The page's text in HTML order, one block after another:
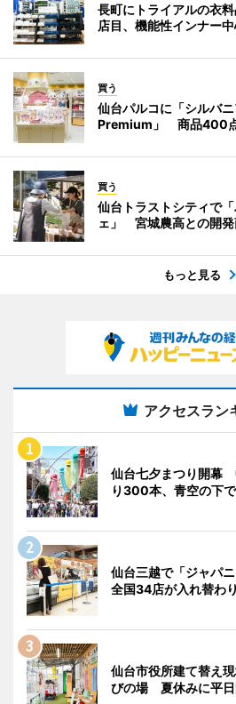
長町にトライアルの衣
店目、機能性インナー
買う
仙台パルコに「シルバ
Premium」 商品400点
買う
仙台トラストシティで
ェ」 宮城農高との開発
もっと見る
アクセスラン
仙台七夕まつり開幕
り300本、青空の下
仙台三越で「ジャパ
全国34店が入れ替わ
仙台市役所建て替え
びの場 夏休みに平日